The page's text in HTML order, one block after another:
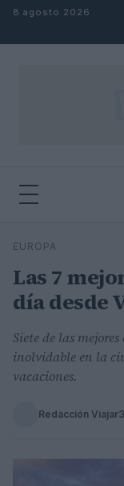
Saltar al contenido
8 agosto 2026
Buscar
EUROPA
Las 7
día desde
Siete de las
inolvidable en la
vacaciones.
Redacción